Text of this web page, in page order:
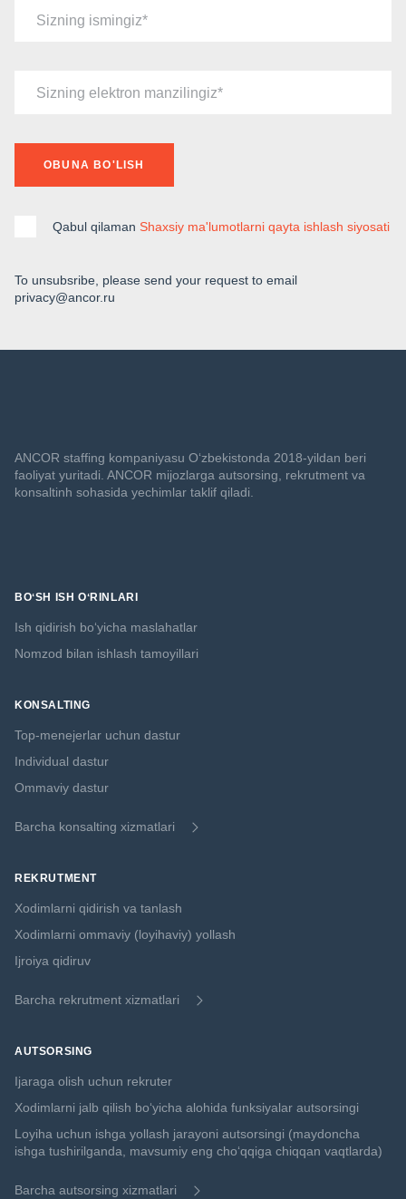
Sizning ismingiz
Sizning elektron manzilingiz
OBUNA BO'LISH
Qabul qilaman Shaxsiy ma'lumotlarni qayta ishlash siyosati
To unsubsribe, please send your request to email
privacy@ancor.ru
ANCOR staffing kompaniyasu O‘zbekistonda 2018-yildan beri
faoliyat yuritadi. ANCOR mijozlarga autsorsing, rekrutment va
konsaltinh sohasida yechimlar taklif qiladi.
BOʻSH ISH OʻRINLARI
Ish qidirish boʻyicha maslahatlar
Nomzod bilan ishlash tamoyillari
KONSALTING
Top-menejerlar uchun dastur
Individual dastur
Ommaviy dastur
Barcha konsalting xizmatlari
REKRUTMENT
Xodimlarni qidirish va tanlash
Xodimlarni ommaviy (loyihaviy) yollash
Ijroiya qidiruv
Barcha rekrutment xizmatlari
AUTSORSING
Ijaraga olish uchun rekruter
Xodimlarni jalb qilish boʻyicha alohida funksiyalar autsorsingi
Loyiha uchun ishga yollash jarayoni autsorsingi (maydoncha
ishga tushirilganda, mavsumiy eng choʻqqiga chiqqan vaqtlarda)
Barcha autsorsing xizmatlari